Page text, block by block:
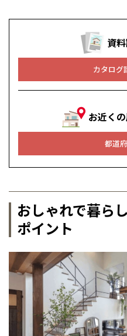
資
カタログ
お近く
都道
おしゃれで暮ら
ポイント